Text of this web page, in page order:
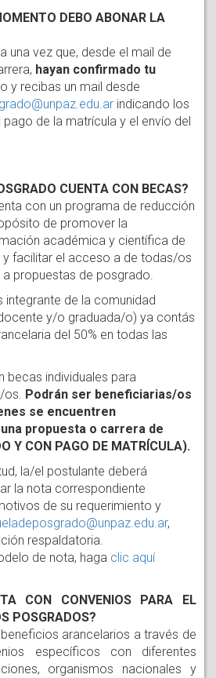
DEBO ABONAR LA
una vez que, desde el mail de
hayan confirmado tu
indicando los
de la matrícula y el envío del
CUENTA CON BECAS?
con un programa de reducción
de promover la
académica y científica de
facilitar el acceso a de todas/os
propuestas de posgrado.
integrante de la comunidad
y/o graduada/o) ya contás
del 50% en todas las
becas individuales para
os. Podrán ser beneficiarias/os
se encuentren
una propuesta o carrera de
Y CON PAGO DE MATRÍCULA).
la/el postulante deberá
la nota correspondiente
de su requerimiento y
,
respaldatoria.
de nota, haga clic aquí
CON CONVENIOS PARA EL
POSGRADOS?
arancelarios a través de
específicos con diferentes
organismos nacionales y